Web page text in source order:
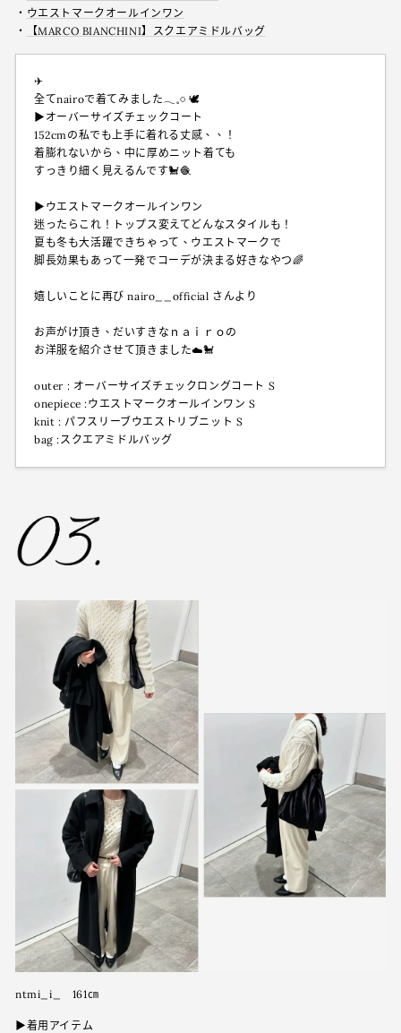
・ ウエストマークオールインワン
・
【MARCO BIANCHINI】スクエアミドルバッグ
✈︎
全てnairoで着てみました𓂃𓈒𓏸︎︎︎︎ 🕊
▶オーバーサイズチェックコート
152cmの私でも上手に着れる丈感、、！
着膨れないから、中に厚めニット着ても
すっきり細く見えるんです🐩🧶
▶ウエストマークオールインワン
迷ったらこれ！トップス変えてどんなスタイルも！
夏も冬も大活躍できちゃって、ウエストマークで
脚長効果もあって一発でコーデが決まる好きなやつ🌈
嬉しいことに再び nairo__official さんより
お声がけ頂き、だいすきなｎａｉｒｏの
お洋服を紹介させて頂きました☁️🐩
outer : オーバーサイズチェックロングコート S
onepiece :ウエストマークオールインワン S
knit : パフスリーブウエストリブニット S
bag :スクエアミドルバッグ
ntmi_i_ 161㎝
▶︎着用アイテム